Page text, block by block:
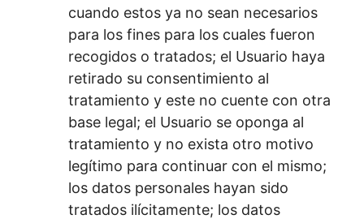
cuando estos ya no sean necesarios
para los fines para los cuales fueron
recogidos o tratados; el Usuario haya
retirado su consentimiento al
tratamiento y este no cuente con otra
base legal; el Usuario se oponga al
tratamiento y no exista otro motivo
legítimo para continuar con el mismo;
los datos personales hayan sido
tratados ilícitamente; los datos